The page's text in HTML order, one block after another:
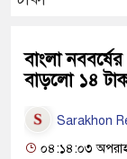
বাংলা
বাড়লো ১৪
Sarakhon
০৪:১৪:০৩